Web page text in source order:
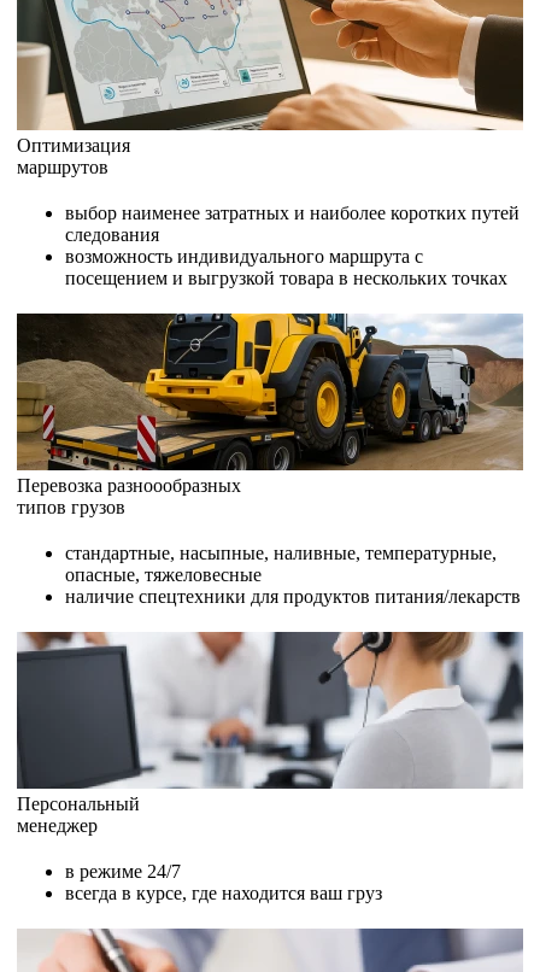
Оптимизация
маршрутов
выбор наименее затратных и наиболее коротких путей
следования
возможность индивидуального маршрута с
посещением и выгрузкой товара в нескольких точках
Перевозка разноообразных
типов грузов
стандартные, насыпные, наливные, температурные,
опасные, тяжеловесные
наличие спецтехники для продуктов питания/лекарств
Персональный
менеджер
в режиме 24/7
всегда в курсе, где находится ваш груз